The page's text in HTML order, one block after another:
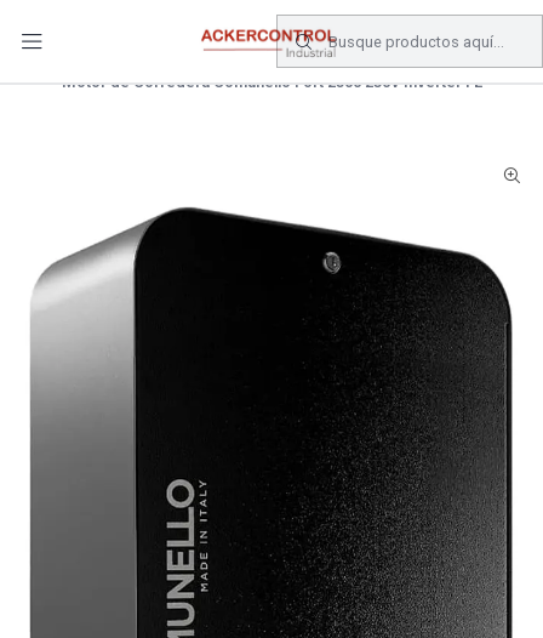
Electronica de Potencia
Motor de Corredera Comunello Fort 2500 230V Inverter FE